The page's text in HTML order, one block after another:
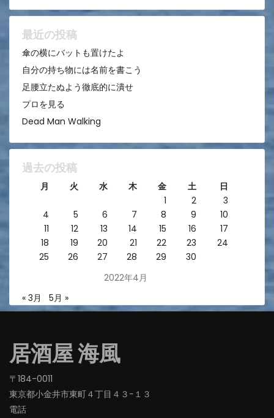
ョ
ン
最近の投稿
傘の横にバットも置けたよ
自分の持ち物には名前を書こう
足腰立たぬよう徹底的に潰せ
プロを見る
Dead Man Walking
過去の投稿
2022年4月
月 火 水 木 金 土
日
1
2
3
4
5 6 7 8 9
10
11
12 13 14 15 16
17
18
19 20 21 22 23
24
25
26 27 28 29 30
« 3月 5月 »
居酒屋 海風
〒184-0011
東京都小金井市東町４丁目４３−１３
電話